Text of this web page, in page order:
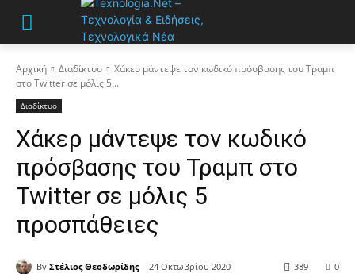
Αρχική Διαδίκτυο
Χάκερ μάντεψε τον κωδικό πρόσβασης του Τραμπ
στο Twitter σε μόλις 5...
Διαδίκτυο
Χάκερ μάντεψε τον κωδικό
πρόσβασης του Τραμπ στο
Twitter σε μόλις 5
προσπάθειες
By Στέλιος Θεοδωρίδης 24 Οκτωβρίου 2020 0
389